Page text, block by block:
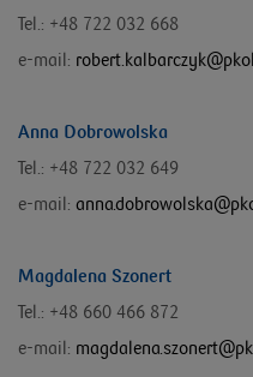
Tel.: +48 722 032 668
e-mail:
Anna Dobrowolska
Tel.: +48 722 032 649
e-mail:
Magdalena Szonert
Tel.: +48 660 466 872
e-mail: